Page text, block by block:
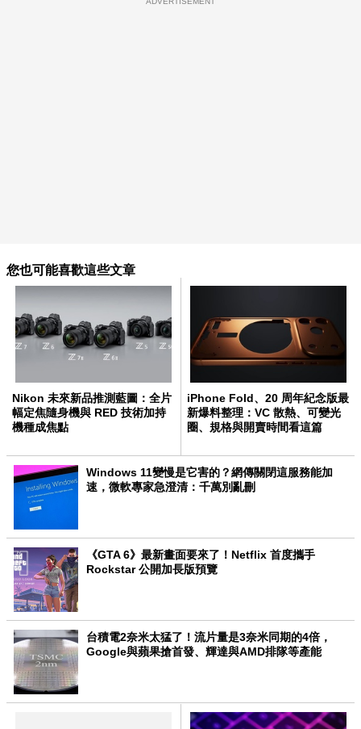
您也可能喜歡這些文章
Nikon 未來新品推測藍圖：全片
幅定焦隨身機與 RED 技術加持
機種成焦點
iPhone Fold、20 周年紀念版最
新爆料整理：VC 散熱、可變光
圈、規格與開賣時間看這篇
Windows 11變慢是它害的？網傳關閉這服務能加
速，微軟專家急澄清：千萬別亂刪
《GTA 6》最新畫面要來了！Netflix 首度攜手
Rockstar 公開加長版預覽
台積電2奈米太猛了！流片量是3奈米同期的4倍，
Google與蘋果搶首發、輝達與AMD排隊等產能